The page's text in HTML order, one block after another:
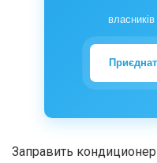
Заправить